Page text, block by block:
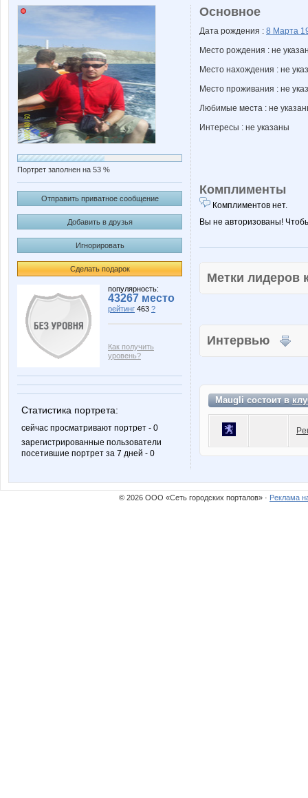
Портрет заполнен на 53 %
Отправить приватное сообщение
Добавить в друзья
Игнорировать
Сделать подарок
популярность:
43267 место
рейтинг 463 ?
Как получить
уровень?
Статистика портрета:
сейчас просматривают портрет - 0
зарегистрированные пользователи
посетившие портрет за 7 дней - 0
Основное
Дата рождения : 8 Марта
Место рождения : не
Место нахождения : не
Место проживания : не
Любимые места : не
Интересы : не указаны
Комплименты
Комплиментов нет.
Вы не авторизованы!
Метки
Интервью
Maugli состоит в
© 2026 ООО «Сеть городских порталов» · Реклама